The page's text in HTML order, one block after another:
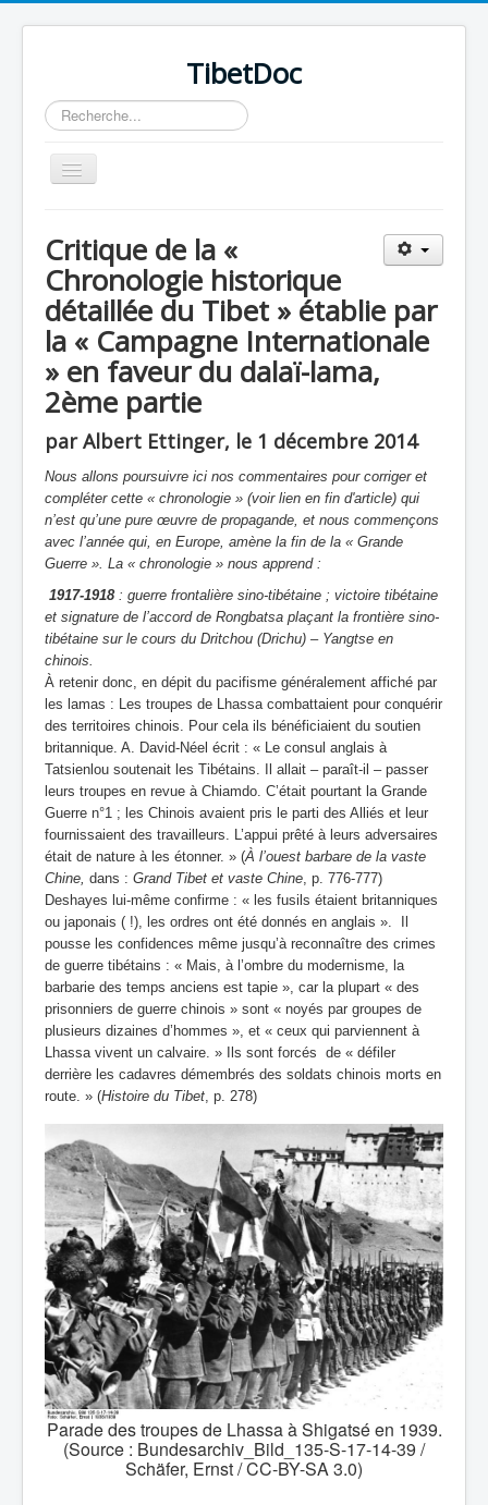
TibetDoc
Rechercher
Basculer
la
≡
Critique de la «
Chronologie historique
détaillée du Tibet » établie par
la « Campagne Internationale
» en faveur du dalaï-lama,
2ème partie
par Albert Ettinger, le 1 décembre 2014
Nous allons poursuivre ici nos commentaires pour corriger et
compléter cette « chronologie » (voir lien en fin d'article) qui
n’est qu’une pure œuvre de propagande, et nous commençons
avec l’année qui, en Europe, amène la fin de la « Grande
Guerre ». La « chronologie » nous apprend :
1917-1918 : guerre frontalière sino-tibétaine ; victoire tibétaine
et signature de l’accord de Rongbatsa plaçant la frontière sino-
tibétaine sur le cours du Dritchou (Drichu) – Yangtse en
chinois.
À retenir donc, en dépit du pacifisme généralement affiché par
les lamas : Les troupes de Lhassa combattaient pour conquérir
des territoires chinois. Pour cela ils bénéficiaient du soutien
britannique. A. David-Néel écrit : « Le consul anglais à
Tatsienlou soutenait les Tibétains. Il allait – paraît-il – passer
leurs troupes en revue à Chiamdo. C’était pourtant la Grande
Guerre n°1 ; les Chinois avaient pris le parti des Alliés et leur
fournissaient des travailleurs. L’appui prêté à leurs adversaires
était de nature à les étonner. » (À l’ouest barbare de la vaste
Chine, dans : Grand Tibet et vaste Chine, p. 776-777)
Deshayes lui-même confirme : « les fusils étaient britanniques
ou japonais ( !), les ordres ont été donnés en anglais ». Il
pousse les confidences même jusqu’à reconnaître des crimes
de guerre tibétains : « Mais, à l’ombre du modernisme, la
barbarie des temps anciens est tapie », car la plupart « des
prisonniers de guerre chinois » sont « noyés par groupes de
plusieurs dizaines d’hommes », et « ceux qui parviennent à
Lhassa vivent un calvaire. » Ils sont forcés de « défiler
derrière les cadavres démembrés des soldats chinois morts en
route. » (Histoire du Tibet, p. 278)
Parade des troupes de Lhassa à Shigatsé en 1939.
(Source : Bundesarchiv_Bild_135-S-17-14-39 /
Schäfer, Ernst / CC-BY-SA 3.0)